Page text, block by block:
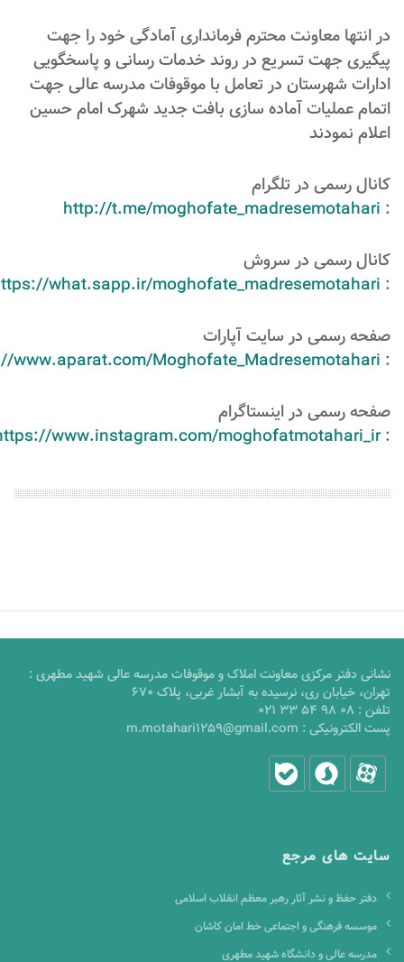
در انتها معاونت محترم فرمانداری آمادگی خود را جهت
پیگیری جهت تسریع در روند خدمات رسانی و پاسخگویی
ادارات شهرستان در تعامل با موقوفات مدرسه عالی جهت
اتمام عملیات آماده سازی بافت جدید شهرک امام حسین
اعلام نمودند
کانال رسمی در تلگرام
:
http://t.me/moghofate_madresemotahari
کانال رسمی در سروش
:
what.sapp.ir/moghofate_madresemotahari
صفحه رسمی در سایت آپارات
:
www.aparat.com/Moghofate_Madresemotahari
صفحه رسمی در اینستاگرام
:
www.instagram.com/moghofatmotahari_ir
نشانی دفتر مرکزی معاونت املاک و موقوفات مدرسه عالی شهید مطهری :
تهران، خیابان ری، نرسیده به آبشار غربی، پلاک 670
تلفن : 021 33 54 98 08
پست الکترونیکی : m.motahari1259@gmail.com
سایت های مرجع
دفتر حفظ و نشر آثار رهبر معظم انقلاب اسلامی
موسسه فرهنگی و اجتماعی خط امان کاشان
مدرسه عالی و دانشگاه شهید مطهری